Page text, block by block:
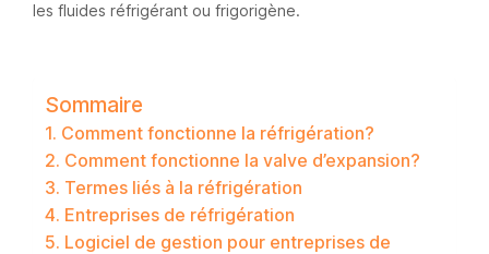
les fluides réfrigérant ou frigorigène.
Sommaire
1. Comment fonctionne la réfrigération?
2. Comment fonctionne la valve d’expansion?
3. Termes liés à la réfrigération
4. Entreprises de réfrigération
5. Logiciel de gestion pour entreprises de